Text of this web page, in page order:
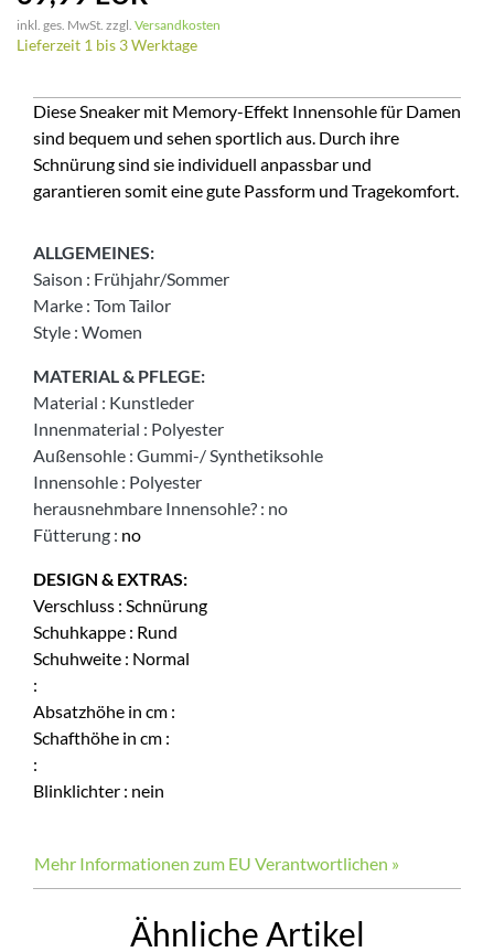
inkl. ges. MwSt. zzgl. Versandkosten
Lieferzeit 1 bis 3 Werktage
Diese Sneaker mit Memory-Effekt Innensohle für Damen
sind bequem und sehen sportlich aus. Durch ihre
Schnürung sind sie individuell anpassbar und
garantieren somit eine gute Passform und Tragekomfort.
ALLGEMEINES:
Saison : Frühjahr/Sommer
Marke : Tom Tailor
Style : Women
MATERIAL & PFLEGE:
Material : Kunstleder
Innenmaterial : Polyester
Außensohle : Gummi-/ Synthetiksohle
Innensohle : Polyester
herausnehmbare Innensohle? : no
Fütterung : no
DESIGN & EXTRAS:
Verschluss : Schnürung
Schuhkappe : Rund
Schuhweite : Normal
:
Absatzhöhe in cm :
Schafthöhe in cm :
:
Blinklichter : nein
Mehr Informationen zum EU Verantwortlichen »
Ähnliche Artikel